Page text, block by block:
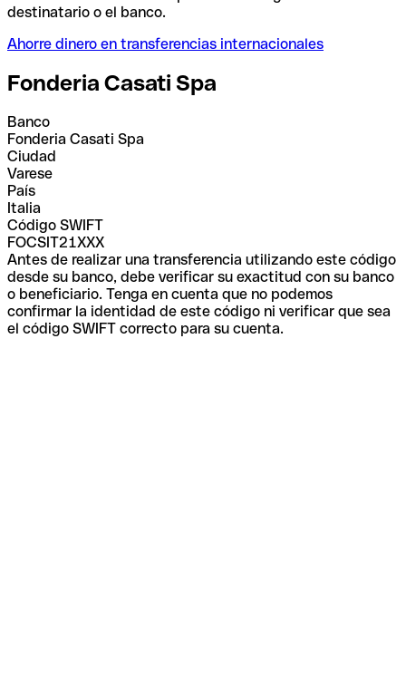
destinatario o el banco.
Ahorre dinero en transferencias internacionales
Fonderia Casati Spa
Banco
Fonderia Casati Spa
Ciudad
Varese
País
Italia
Código SWIFT
FOCSIT21XXX
Antes de realizar una transferencia utilizando este código
desde su banco, debe verificar su exactitud con su banco
o beneficiario. Tenga en cuenta que no podemos
confirmar la identidad de este código ni verificar que sea
el código SWIFT correcto para su cuenta.